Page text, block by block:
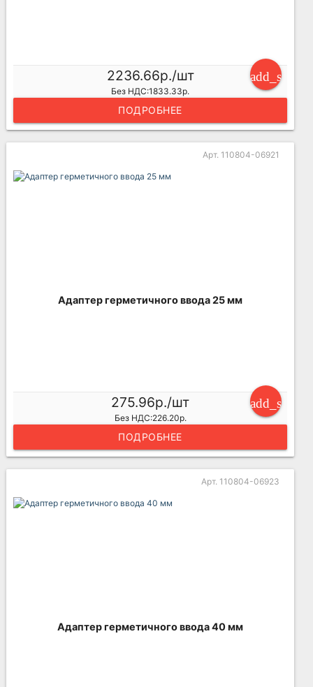
2236.66р./шт
Без НДС:1833.33р.
ПОДРОБНЕЕ
Арт. 110804-06921
Адаптер герметичного ввода 25 мм
275.96р./шт
Без НДС:226.20р.
ПОДРОБНЕЕ
Арт. 110804-06923
Адаптер герметичного ввода 40 мм